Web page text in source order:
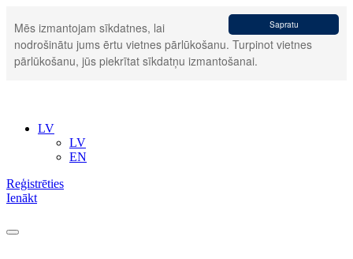
Sapratu
Mēs izmantojam sīkdatnes, lai
nodrošinātu jums ērtu vietnes pārlūkošanu. Turpinot vietnes
pārlūkošanu, jūs piekrītat sīkdatņu izmantošanai.
LV
LV
EN
Reģistrēties
Ienākt